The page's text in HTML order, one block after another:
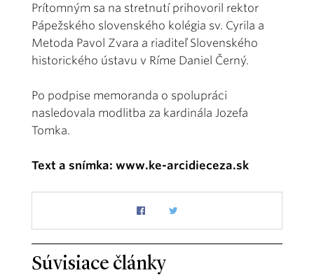
Prítomným sa na stretnutí prihovoril rektor
Pápežského slovenského kolégia sv. Cyrila a
Metoda Pavol Zvara a riaditeľ Slovenského
historického ústavu v Ríme Daniel Černý.
Po podpise memoranda o spolupráci
nasledovala modlitba za kardinála Jozefa
Tomka.
Text a snímka: www.ke-arcidieceza.sk
Súvisiace články